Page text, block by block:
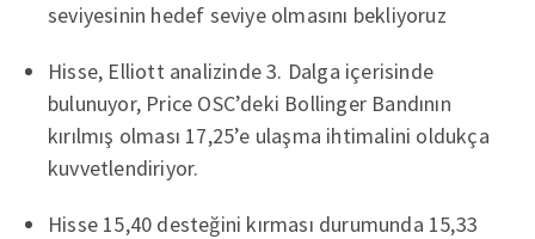
seviyesinin hedef seviye olmasını bekliyoruz
Hisse, Elliott analizinde 3. Dalga içerisinde
bulunuyor, Price OSC’deki Bollinger Bandının
kırılmış olması 17,25’e ulaşma ihtimalini oldukça
kuvvetlendiriyor.
Hisse 15,40 desteğini kırması durumunda 15,33